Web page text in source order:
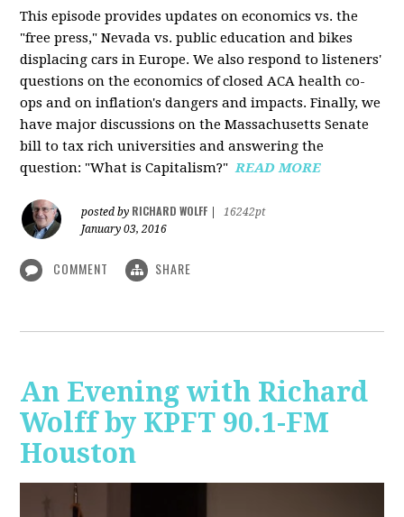
This episode provides updates on economics vs. the
"free press," Nevada vs. public education and bikes
displacing cars in Europe. We also respond to listeners'
questions on the economics of closed ACA health co-
ops and on inflation's dangers and impacts. Finally, we
have major discussions on the Massachusetts Senate
bill to tax rich universities and answering the
question: "What is Capitalism?"READ MORE
posted by RICHARD WOLFF
16242pt
January 03, 2016
COMMENT SHARE
An Evening with Richard
Wolff by KPFT 90.1-FM
Houston